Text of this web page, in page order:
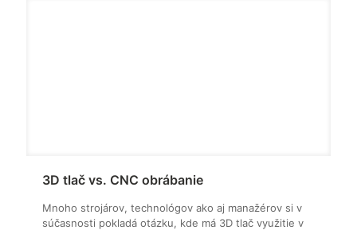
3D tlač vs. CNC obrábanie
Mnoho strojárov, technológov ako aj manažérov si v
súčasnosti pokladá otázku, kde má 3D tlač využitie v